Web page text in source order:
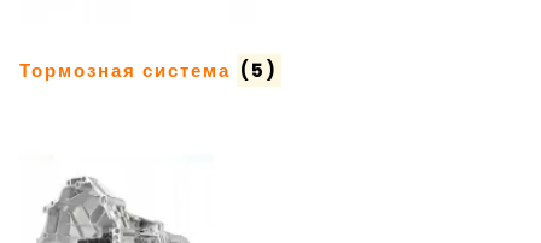
Тормозная система (5)